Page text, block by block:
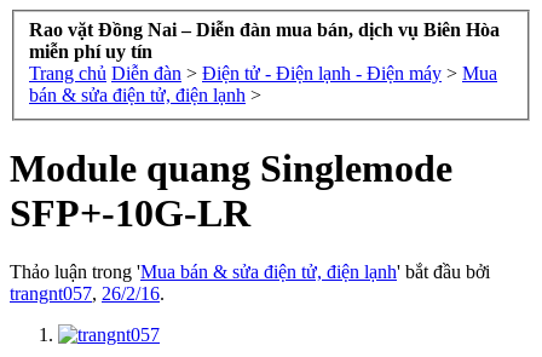
Rao vặt Đồng Nai – Diễn đàn mua bán, dịch vụ Biên Hòa
miễn phí uy tín
Trang chủ Diễn đàn > Điện tử - Điện lạnh - Điện máy > Mua
bán & sửa điện tử, điện lạnh >
Module quang Singlemode
SFP+-10G-LR
Thảo luận trong 'Mua bán & sửa điện tử, điện lạnh' bắt đầu bởi
trangnt057, 26/2/16.